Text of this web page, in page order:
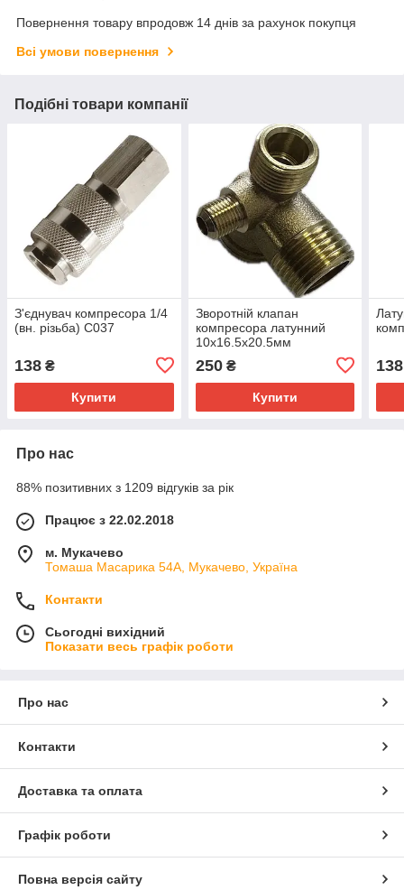
Повернення товару впродовж 14 днів за рахунок покупця
Всі умови повернення
Подібні товари компанії
З'єднувач компресора 1/4
(вн. різьба) C037
138 ₴
Купити
Зворотній клапан
компресора латунний
10х16.5х20.5мм
250₴
Купити
138
Про нас
88% позитивних з 1209 відгуків за рік
Працює з 22.02.2018
м. Мукачево
Томаша Масарика 54А, Мукачево, Україна
Контакти
Сьогодні вихідний
Показати весь графік роботи
Про нас
Контакти
Доставка та оплата
Графік роботи
Повна версія сайту